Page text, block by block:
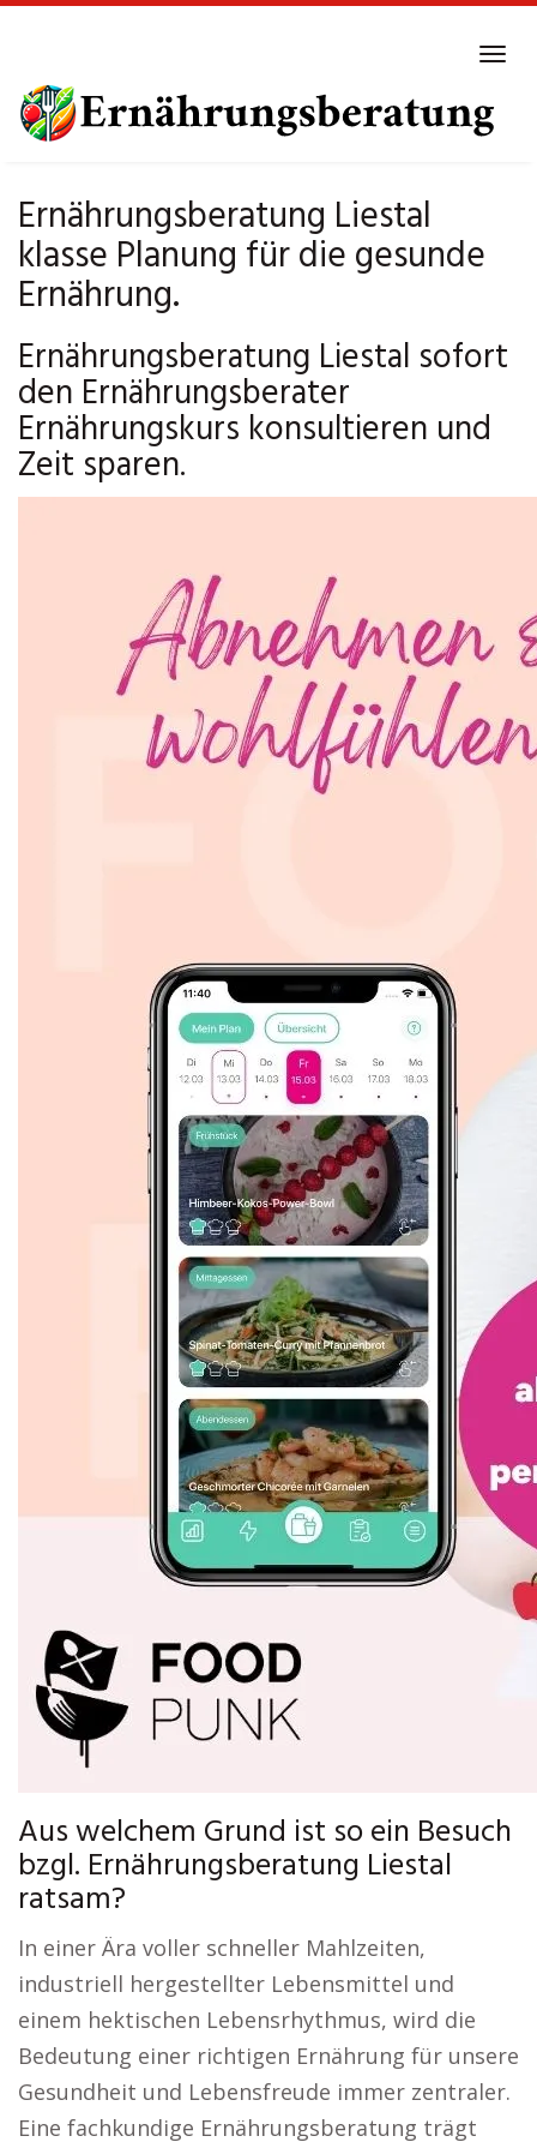
main
content
Ernährungsberatung Liestal
klasse Planung für die gesunde
Ernährung.
Ernährungsberatung Liestal sofort
den Ernährungsberater
Ernährungskurs konsultieren und
Zeit sparen.
Aus welchem Grund ist so ein Besuch
bzgl. Ernährungsberatung Liestal
ratsam?
In einer Ära voller schneller Mahlzeiten,
industriell hergestellter Lebensmittel und
einem hektischen Lebensrhythmus, wird die
Bedeutung einer richtigen Ernährung für unsere
Gesundheit und Lebensfreude immer zentraler.
Eine fachkundige Ernährungsberatung trägt